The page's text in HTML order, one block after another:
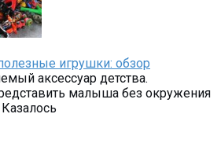
игрушки: обзор
аксессуар детства.
малыша без окружения